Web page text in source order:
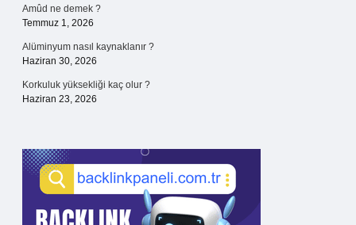
Amûd ne demek ?
Temmuz 1, 2026
Alüminyum nasıl kaynaklanır ?
Haziran 30, 2026
Korkuluk yüksekliği kaç olur ?
Haziran 23, 2026